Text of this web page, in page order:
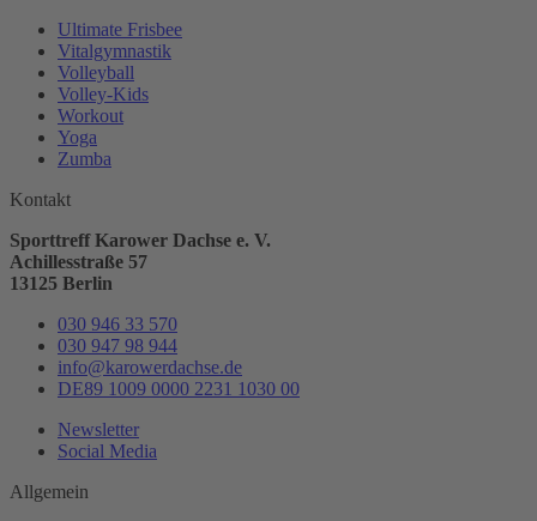
Ultimate Frisbee
Vitalgymnastik
Volleyball
Volley-Kids
Workout
Yoga
Zumba
Kontakt
Sporttreff Karower Dachse e. V.
Achillesstraße 57
13125 Berlin
030 946 33 570
030 947 98 944
info@karowerdachse.de
DE89 1009 0000 2231 1030 00
Newsletter
Social Media
Allgemein